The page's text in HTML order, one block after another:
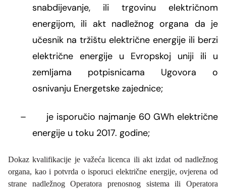
snabdijevanje, ili trgovinu električnom
energijom, ili akt nadležnog organa da je
učesnik na tržištu električne energije ili berzi
električne energije u Evropskoj uniji ili u
zemljama potpisnicama Ugovora o
osnivanju Energetske zajednice;
–
je isporučio najmanje 60 GWh električne
energije u toku 2017. godine;
Dokaz kvalifikacije je važeća licenca ili akt izdat od nadležnog
organa, kao i potvrda o isporuci električne energije, ovjerena od
strane nadležnog Operatora prenosnog sistema ili Operatora